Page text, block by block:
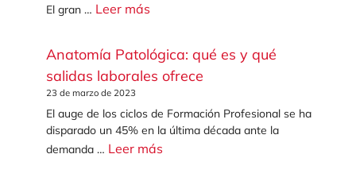
El gran … Leer más
Anatomía Patológica: qué es y qué
salidas laborales ofrece
23 de marzo de 2023
El auge de los ciclos de Formación Profesional se ha
disparado un 45% en la última década ante la
demanda … Leer más